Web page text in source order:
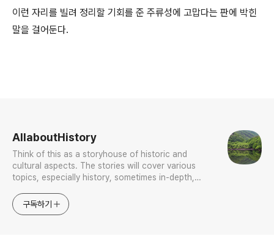
이런 자리를 빌려 정리할 기회를 준 주류성에 고맙다는 판에 박힌
말을 걸어둔다.
AllaboutHistory
Think of this as a storyhouse of historic and
cultural aspects. The stories will cover various
topics, especially history, sometimes in-depth,
approach will be to resist any common sense or
generalized viewpoint
구독하기